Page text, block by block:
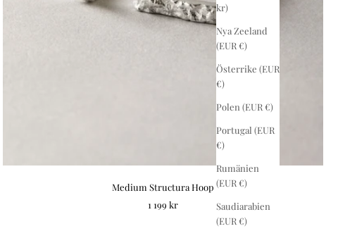
kr)
Nya Zeeland
(EUR €)
Österrike (EUR
€)
Polen (EUR €)
Portugal (EUR
€)
Rumänien
(EUR €)
Saudiarabien
(EUR €)
Medium Structura Hoop
REA-pris
1 199 kr